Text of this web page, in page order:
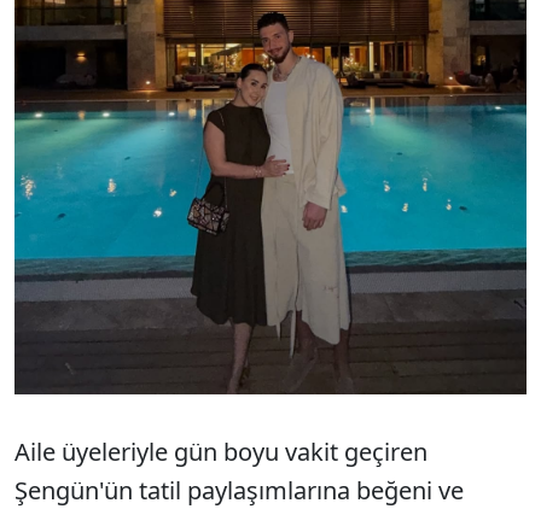
Aile üyeleriyle gün boyu vakit geçiren
Şengün'ün tatil paylaşımlarına beğeni ve